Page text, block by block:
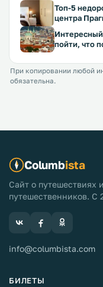
Топ-5
центра
пойти, что
При копировании любой
обязательна.
Columbista
Сайт о путешествиях
путешественников. С
info@columbista.com
БИЛЕТЫ